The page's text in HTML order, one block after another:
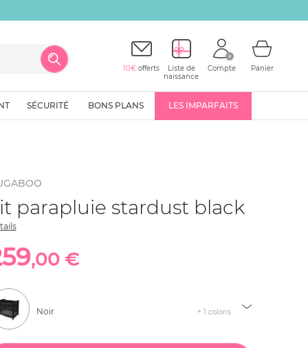
10€ offerts
Liste de
naissance
Compte Panier
SÉCURITÉ BONS PLANS LES IMPARFAITS
parapluie stardust black
,00 €
Noir + 1 coloris